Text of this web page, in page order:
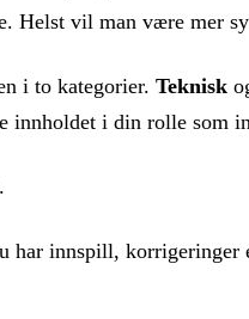
Helst vil man være mer
i to kategorier. Teknisk
i din rolle som
har innspill,